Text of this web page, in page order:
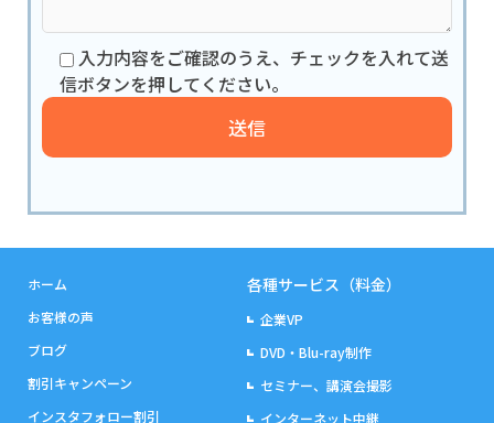
入力内容をご確認のうえ、チェックを入れて送
信ボタンを押してください。
ホーム
お客様の声
ブログ
割引キャンペーン
インスタフォロー割引
各種サービス（料金）
企業VP
DVD・Blu-ray制作
セミナー、講演会撮影
インターネット中継